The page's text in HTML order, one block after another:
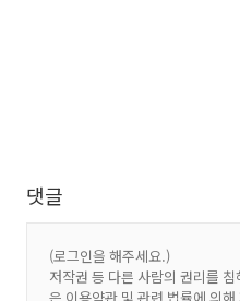
댓글